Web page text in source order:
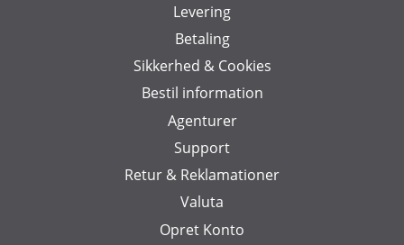
Levering
Betaling
Sikkerhed & Cookies
Bestil information
Agenturer
Support
Retur & Reklamationer
Valuta
Opret Konto